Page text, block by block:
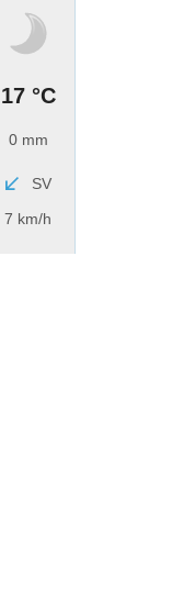
17 °C
0 mm
SV
7 km/h